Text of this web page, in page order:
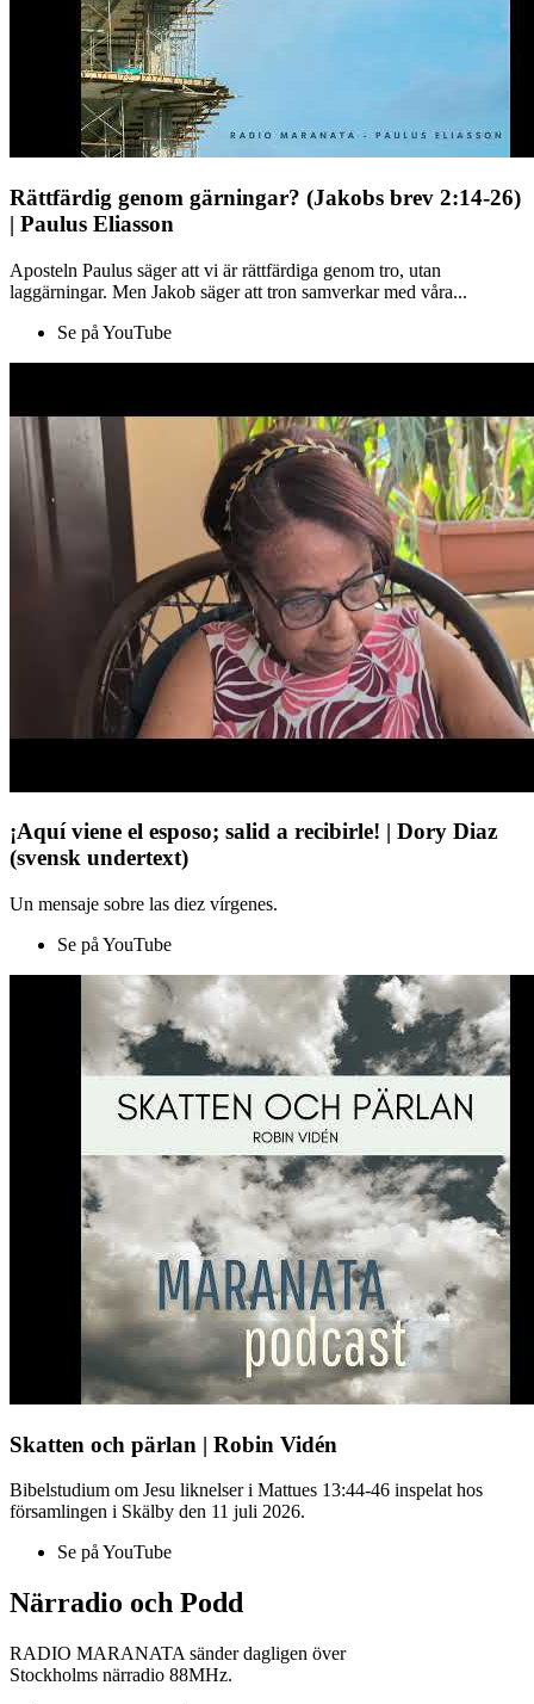
Rättfärdig genom gärningar? (Jakobs brev 2:14-26)
| Paulus Eliasson
Aposteln Paulus säger att vi är rättfärdiga genom tro, utan
laggärningar. Men Jakob säger att tron samverkar med våra...
Se på YouTube
¡Aquí viene el esposo; salid a recibirle! | Dory Diaz
(svensk undertext)
Un mensaje sobre las diez vírgenes.
Se på YouTube
Skatten och pärlan | Robin Vidén
Bibelstudium om Jesu liknelser i Mattues 13:44-46 inspelat hos
församlingen i Skälby den 11 juli 2026.
Se på YouTube
Närradio och Podd
RADIO MARANATA sänder dagligen över
Stockholms närradio 88MHz.